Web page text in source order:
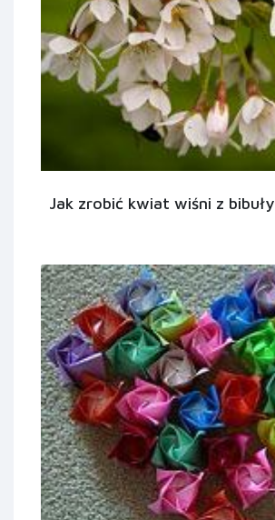
Jak zrobić kwiat wiśni z bibuły